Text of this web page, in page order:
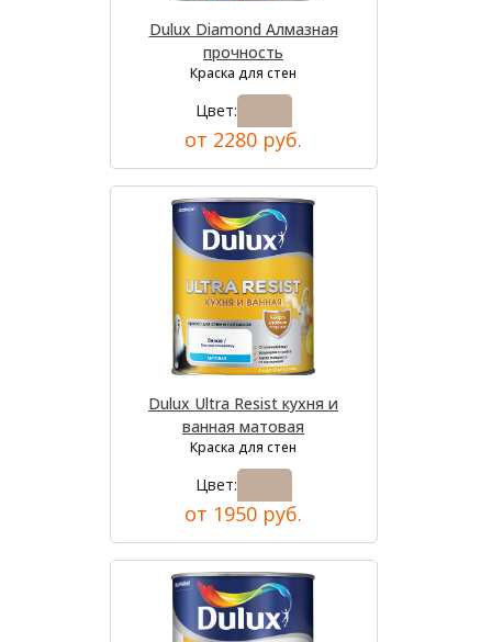
Dulux Diamond Алмазная
прочность
Краска для стен
Цвет:
от 2280 руб.
Dulux Ultra Resist кухня и
ванная матовая
Краска для стен
Цвет:
от 1950 руб.